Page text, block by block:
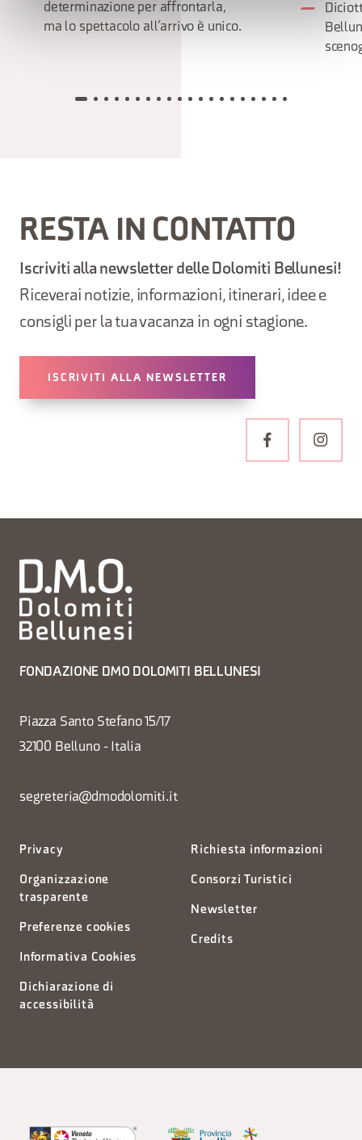
determinazione per affrontarla,
ma lo spettacolo all’arrivo è unico.
RESTA IN CONTATTO
Iscriviti alla newsletter delle Dolomiti Bellunesi!
Riceverai notizie, informazioni, itinerari, idee e
consigli per la tua vacanza in ogni stagione.
ISCRIVITI ALLA NEWSLETTER
FONDAZIONE DMO DOLOMITI BELLUNESI
Piazza Santo Stefano 15/17
32100 Belluno - Italia
segreteria@dmodolomiti.it
Privacy
Organizzazione
trasparente
Preferenze cookies
Informativa Cookies
Dichiarazione di
accessibilità
Richiesta informazioni
Consorzi Turistici
Newsletter
Credits